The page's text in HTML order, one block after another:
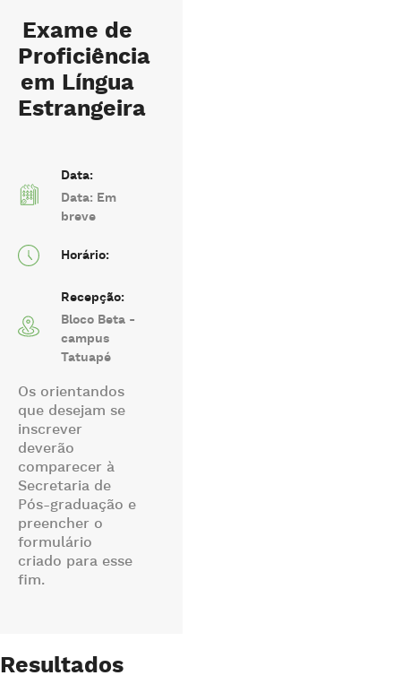
Exame de
Proficiência
em Língua
Estrangeira
Data:
Data: Em
breve
Horário:
Recepção:
Bloco Beta -
campus
Tatuapé
Os orientandos
que desejam se
inscrever
deverão
comparecer à
Secretaria de
Pós-graduação e
preencher o
formulário
criado para esse
fim.
Resultados